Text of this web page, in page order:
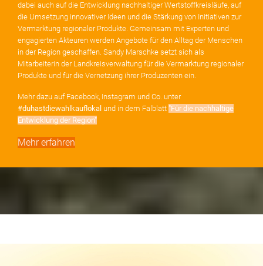
dabei auch auf die Entwicklung nachhaltiger Wertstoffkreisläufe, auf
die Umsetzung innovativer Ideen und die Stärkung von Initiativen zur
Vermarktung regionaler Produkte. Gemeinsam mit Experten und
engagierten Akteuren werden Angebote für den Alltag der Menschen
in der Region geschaffen. Sandy Marschke setzt sich als
Mitarbeiterin der Landkreisverwaltung für die Vermarktung regionaler
Produkte und für die Vernetzung ihrer Produzenten ein.
Mehr dazu auf Facebook, Instagram und Co. unter
#duhastdiewahlkauflokal und in dem Falblatt "Für die nachhaltige
Entwicklung der Region"
Mehr erfahren